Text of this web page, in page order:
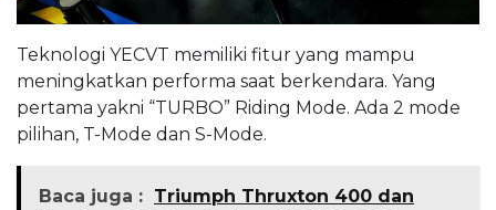
Teknologi YECVT memiliki fitur yang mampu
meningkatkan performa saat berkendara. Yang
pertama yakni “TURBO” Riding Mode. Ada 2 mode
pilihan, T-Mode dan S-Mode.
Baca juga : Triumph Thruxton 400 dan